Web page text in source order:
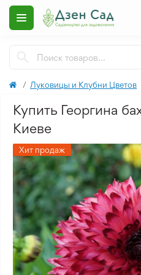
Луковицы и Клубни Цветов
Купить Георгина
Киеве
Хит продаж